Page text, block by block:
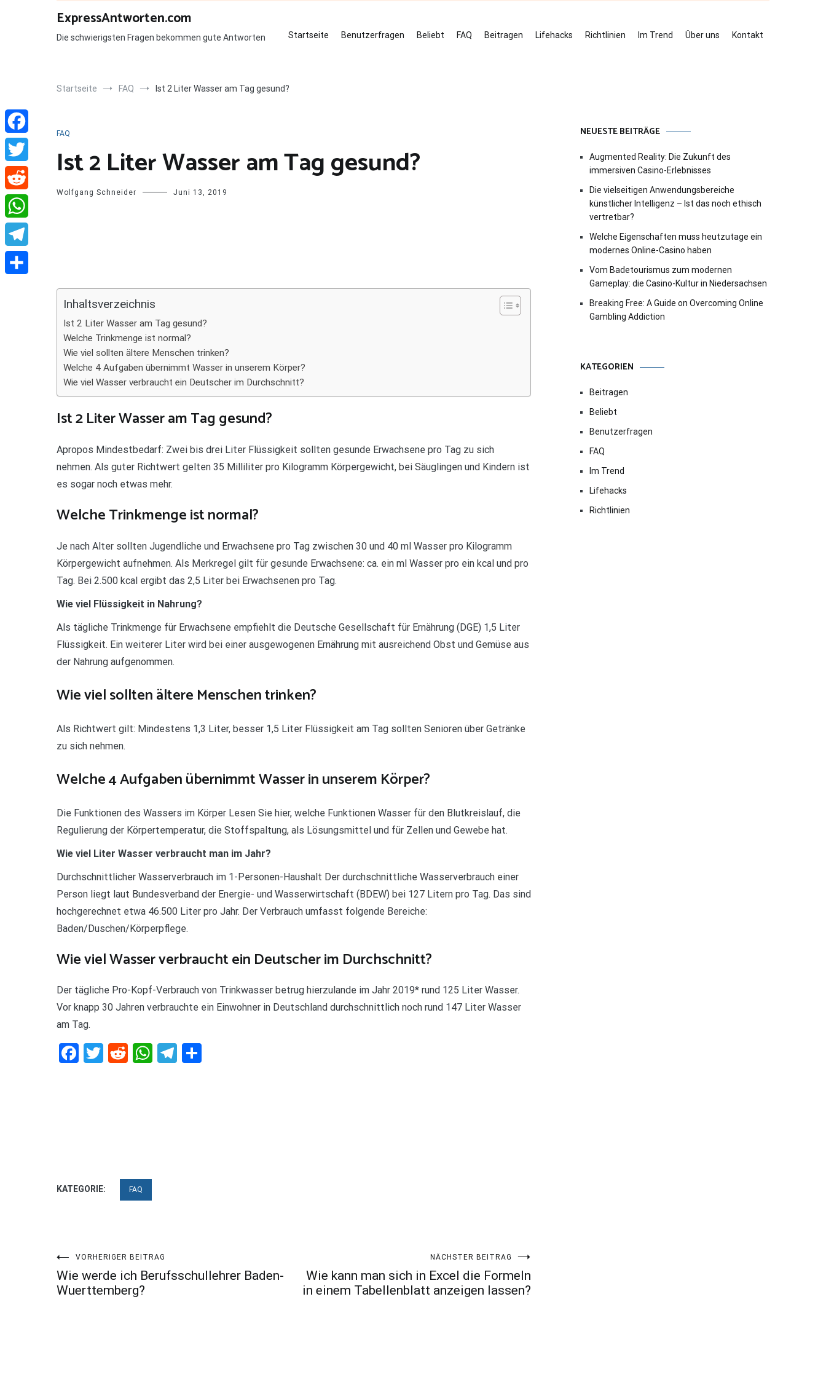
ExpressAntworten.com
Die schwierigsten Fragen bekommen gute Antworten Startseite Benutzerfragen Beliebt FAQ Beitragen Lifehacks Richtlinien Im Trend Über uns Kontakt
Startseite FAQ Ist 2 Liter Wasser am Tag gesund?
FAQ
Ist 2 Liter Wasser am Tag gesund?
Wolfgang Schneider Juni 13, 2019
Inhaltsverzeichnis
Ist 2 Liter Wasser am Tag gesund?
Welche Trinkmenge ist normal?
Wie viel sollten ältere Menschen trinken?
Welche 4 Aufgaben übernimmt Wasser in unserem Körper?
Wie viel Wasser verbraucht ein Deutscher im Durchschnitt?
Ist 2 Liter Wasser am Tag gesund?
Apropos Mindestbedarf: Zwei bis drei Liter Flüssigkeit sollten gesunde Erwachsene pro Tag zu sich
nehmen. Als guter Richtwert gelten 35 Milliliter pro Kilogramm Körpergewicht, bei Säuglingen und Kindern ist
es sogar noch etwas mehr.
Welche Trinkmenge ist normal?
Je nach Alter sollten Jugendliche und Erwachsene pro Tag zwischen 30 und 40 ml Wasser pro Kilogramm
Körpergewicht aufnehmen. Als Merkregel gilt für gesunde Erwachsene: ca. ein ml Wasser pro ein kcal und pro
Tag. Bei 2.500 kcal ergibt das 2,5 Liter bei Erwachsenen pro Tag.
Wie viel Flüssigkeit in Nahrung?
Als tägliche Trinkmenge für Erwachsene empfiehlt die Deutsche Gesellschaft für Ernährung (DGE) 1,5 Liter
Flüssigkeit. Ein weiterer Liter wird bei einer ausgewogenen Ernährung mit ausreichend Obst und Gemüse aus
der Nahrung aufgenommen.
Wie viel sollten ältere Menschen trinken?
Als Richtwert gilt: Mindestens 1,3 Liter, besser 1,5 Liter Flüssigkeit am Tag sollten Senioren über Getränke
zu sich nehmen.
Welche 4 Aufgaben übernimmt Wasser in unserem Körper?
Die Funktionen des Wassers im Körper Lesen Sie hier, welche Funktionen Wasser für den Blutkreislauf, die
Regulierung der Körpertemperatur, die Stoffspaltung, als Lösungsmittel und für Zellen und Gewebe hat.
Wie viel Liter Wasser verbraucht man im Jahr?
Durchschnittlicher Wasserverbrauch im 1-Personen-Haushalt Der durchschnittliche Wasserverbrauch einer
Person liegt laut Bundesverband der Energie- und Wasserwirtschaft (BDEW) bei 127 Litern pro Tag. Das sind
hochgerechnet etwa 46.500 Liter pro Jahr. Der Verbrauch umfasst folgende Bereiche:
Baden/Duschen/Körperpflege.
Wie viel Wasser verbraucht ein Deutscher im Durchschnitt?
Der tägliche Pro-Kopf-Verbrauch von Trinkwasser betrug hierzulande im Jahr 2019* rund 125 Liter Wasser.
Vor knapp 30 Jahren verbrauchte ein Einwohner in Deutschland durchschnittlich noch rund 147 Liter Wasser
am Tag.
Facebook
Twitter
RedditWhatsApp
Telegram
KATEGORIE: FAQ
Beitragsnavigation
VORHERIGER BEITRAG
Wie werde ich Berufsschullehrer Baden-
Wuerttemberg?
NÄCHSTER BEITRAG
Wie kann man sich in Excel die Formeln
in einem Tabellenblatt anzeigen lassen?
NEUESTE BEITRÄGE
Augmented Reality: Die Zukunft des
immersiven Casino-Erlebnisses
Die vielseitigen Anwendungsbereiche
künstlicher Intelligenz – Ist das noch ethisch
vertretbar?
Welche Eigenschaften muss heutzutage ein
modernes Online-Casino haben
Vom Badetourismus zum modernen
Gameplay: die Casino-Kultur in Niedersachsen
Breaking Free: A Guide on Overcoming Online
Gambling Addiction
KATEGORIEN
Beitragen
Beliebt
Benutzerfragen
FAQ
Im Trend
Lifehacks
Richtlinien
Facebook
Twitter
Reddit
WhatsApp
Telegram